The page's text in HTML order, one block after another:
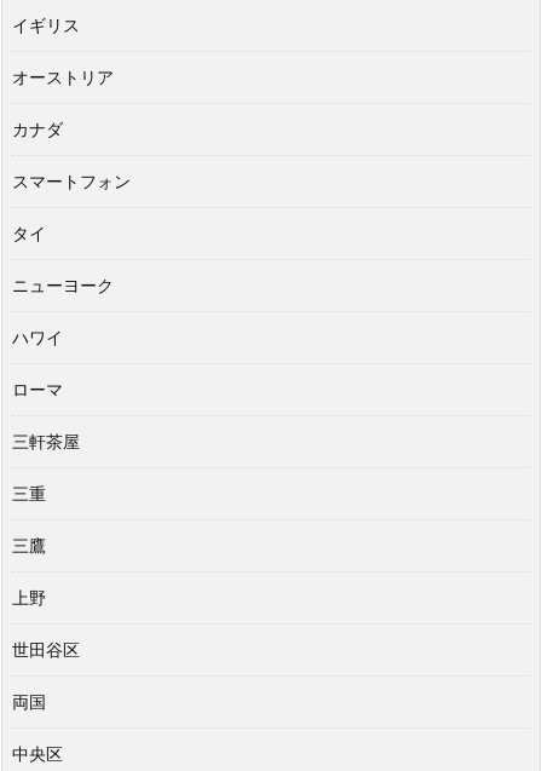
イギリス
オーストリア
カナダ
スマートフォン
タイ
ニューヨーク
ハワイ
ローマ
三軒茶屋
三重
三鷹
上野
世田谷区
両国
中央区